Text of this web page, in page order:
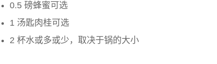
0.5 磅蜂蜜可选
1 汤匙肉桂可选
2 杯水或多或少，取决于锅的大小